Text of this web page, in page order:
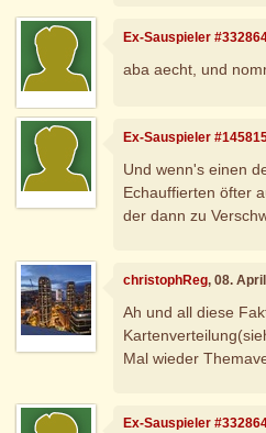
Ex-Sauspieler
aba aecht, und
Ex-Sauspieler
Und wenn's einen
Echauffierten öfter
der dann zu
christophReg, 08.
Ah und all diese
Mal wieder
Ex-Sauspieler